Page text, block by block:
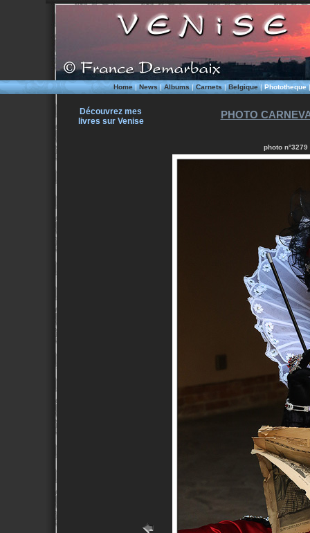
Home|News|Albums|Carnets|Belgique|Phototheque
Découvrez mes
livres sur Venise
PHOTO
photo